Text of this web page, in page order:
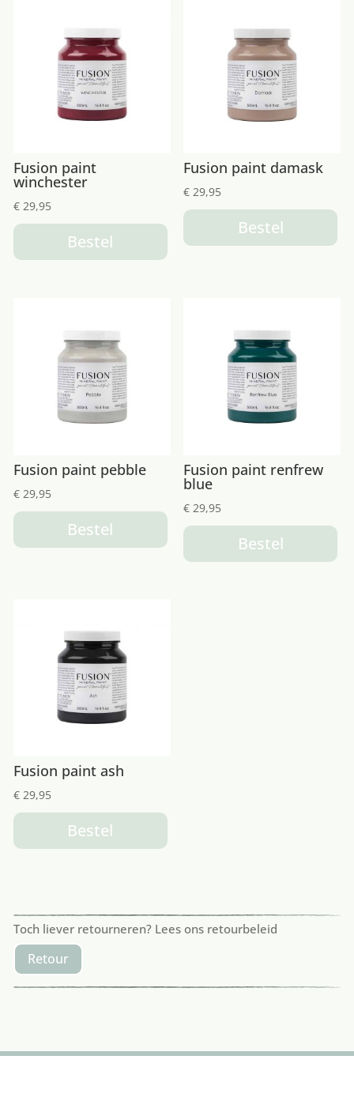
Fusion paint
winchester
€29,95
Bestel
Fusion paint damask
€ 29,95
Bestel
Fusion paint pebble
€29,95
Bestel
Fusion paint renfrew
blue
€ 29,95
Bestel
Fusion paint ash
€29,95
Bestel
Toch liever retourneren? Lees ons retourbeleid
Retour